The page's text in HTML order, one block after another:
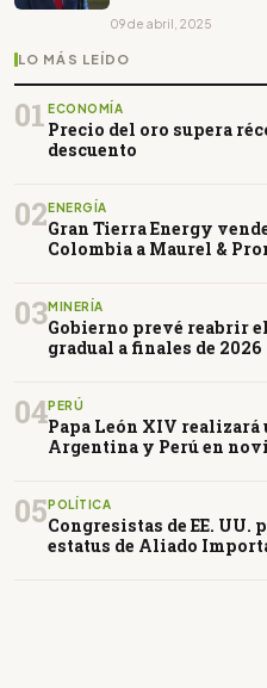
09 de abril, 2025
LO MÁS LEÍDO
01 ECONOMÍA
Precio del oro supera
descuento
02ENERGÍA
Gran Tierra Energy
Colombia a Maurel &
03MINERÍA
Gobierno prevé reabrir
gradual a finales de 2026
04PERÚ
Papa León XIV
Argentina y Perú en
05POLÍTICA
Congresistas de EE. UU.
estatus de Aliado